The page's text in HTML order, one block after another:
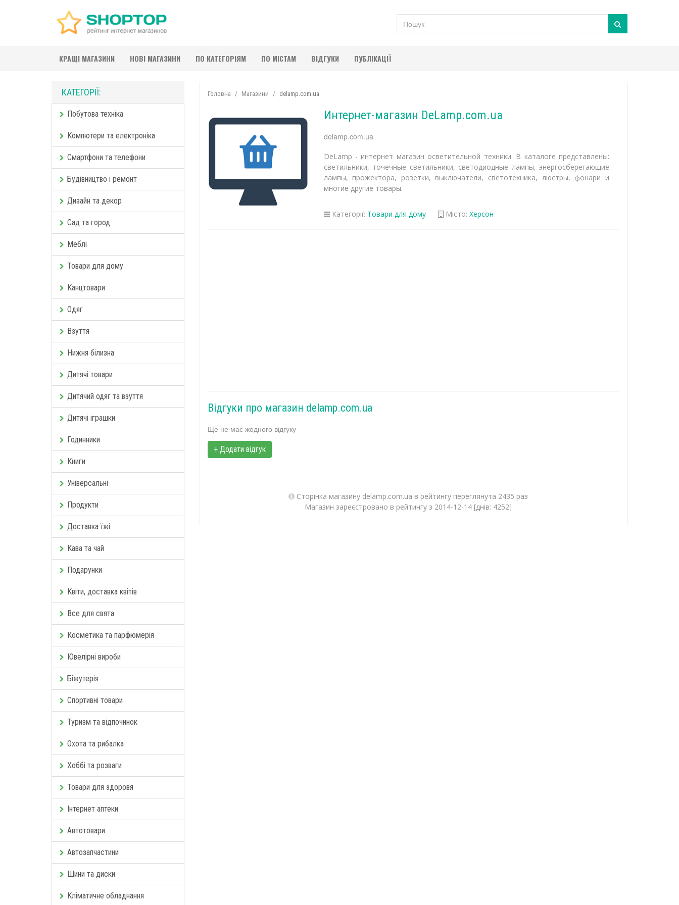
КРАЩІ МАГАЗИНИ НОВІ МАГАЗИНИ ПО КАТЕГОРІЯМ ПО МІСТАМ ВІДГУКИ ПУБЛІКАЦІЇ
КАТЕГОРІЇ:
Побутова техніка
Компютери та електроніка
Смартфони та телефони
Будівництво і ремонт
Дизайн та декор
Сад та город
Меблі
Товари для дому
Канцтовари
Одяг
Взуття
Нижня білизна
Дитячі товари
Дитячий одяг та взуття
Дитячі іграшки
Годинники
Книги
Універсальні
Продукти
Доставка їжі
Кава та чай
Подарунки
Квіти, доставка квітів
Все для свята
Косметика та парфюмерія
Ювелірні вироби
Біжутерія
Спортивні товари
Туризм та відпочинок
Охота та рибалка
Хоббі та розваги
Товари для здоровя
Інтернет аптеки
Автотовари
Автозапчастини
Шини та диски
Кліматичне обладнання
Головна Магазини delamp.com.ua
Интернет-магазин DeLamp.com.ua
delamp.com.ua
DeLamp - интернет магазин осветительной техники. В каталоге представлены:
светильники, точечные светильники, светодиодные лампы, энергосберегающие
лампы, прожектора, розетки, выключатели, светотехника, люстры, фонари и
многие другие товары.
Категорії: Товари для дому Місто: Херсон
Відгуки про магазин delamp.com.ua
Ще не має жодного відгуку
+ Додати відгук
Сторінка магазину delamp.com.ua в рейтингу переглянута 2435 раз
Магазин зареєстровано в рейтингу з 2014-12-14 [днів: 4252]